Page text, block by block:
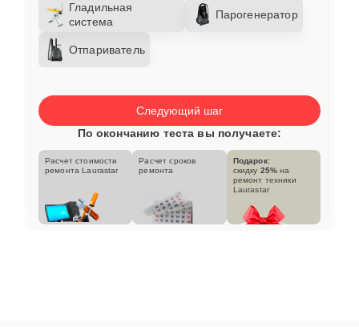
Гладильная
система
Парогенератор
Отпариватель
Следующий шаг
По окончанию теста вы получаете:
Расчет стоимости
ремонта Laurastar
Расчет сроков
ремонта
Подарок:
скидку 25% на
ремонт техники
Laurastar